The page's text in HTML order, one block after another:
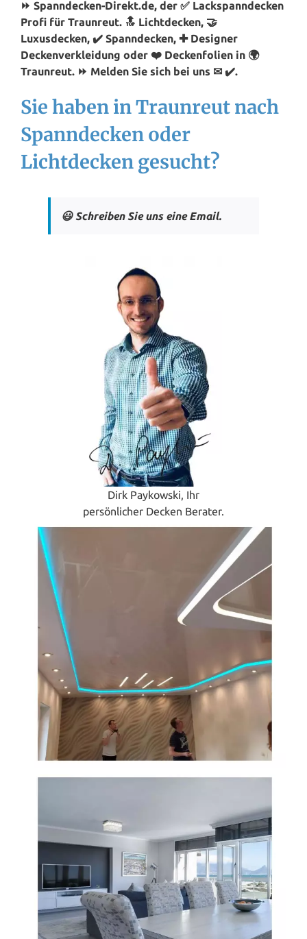
⏩ Spanndecken-Direkt.de, der ✅ Lackspanndecken
Profi für Traunreut. 🔝 Lichtdecken, 🤝
Luxusdecken, ✔️ Spanndecken, ✚ Designer
Deckenverkleidung oder ❤️ Deckenfolien in 🌍
Traunreut. ⏩ Melden Sie sich bei uns ✉ ✔️.
Sie haben in Traunreut nach
Spanndecken oder
Lichtdecken gesucht?
😃 Schreiben Sie uns eine Email.
Dirk Paykowski, Ihr
persönlicher Decken Berater.